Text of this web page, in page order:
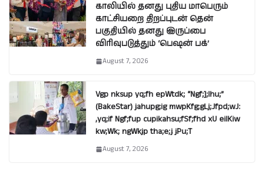
காலியில் தனது புதிய மாபெரும்
காட்சியறை திறப்புடன் தென்
பகுதியில் தனது இருப்பை
விரிவுபடுத்தும் ‘பெஷன் பக்’
August 7, 2026
Vgp nksup yq;fh epWtdk; “Ngf;];lhu;”
(BakeStar) jahupg;ig mwpKfg;gLj;Jfpd;wJ:
,yq;if Ngf;fup cupikahsu;fSf;fhd xU eilKiw
kw;Wk; ngWkjp tha;e;j jPu;T
August 7, 2026